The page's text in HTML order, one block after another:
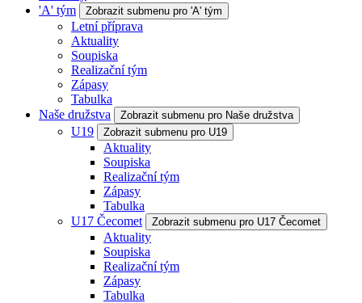
'A' tým
Zobrazit submenu pro 'A' tým
Letní příprava
Aktuality
Soupiska
Realizační tým
Zápasy
Tabulka
Naše družstva
Zobrazit submenu pro Naše družstva
U19 Zobrazit submenu pro U19
Aktuality
Soupiska
Realizační tým
Zápasy
Tabulka
U17 Čecomet
Zobrazit submenu pro U17 Čecomet
Aktuality
Soupiska
Realizační tým
Zápasy
Tabulka